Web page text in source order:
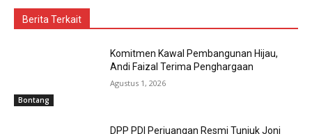
Berita Terkait
Bontang
Komitmen Kawal Pembangunan Hijau,
Andi Faizal Terima Penghargaan
Agustus 1, 2026
DPP PDI Perjuangan Resmi Tunjuk Joni